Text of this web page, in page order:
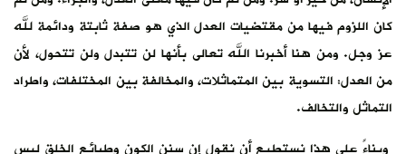
كان اللزوم فيها من مقتضيات العدل الذي هو صفة ثابتة ودائمة لله
عز وجل. ومن هنا أخبرنا الله تعالى بأنها لن تتبدل ولن تتحول، لأن
من العدل: التسوية بين المتماثلات، والمخالفة بين المختلفات، واطراد
التماثل والتخالف.